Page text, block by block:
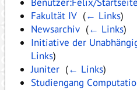
Fakultät IV‎ (← Links)
Newsarchiv‎ (← Links)
Initiative der
Links)
Juniter‎ (← Links)
Studiengang